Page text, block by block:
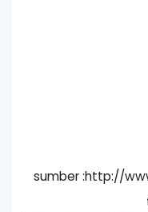
sumber :http://